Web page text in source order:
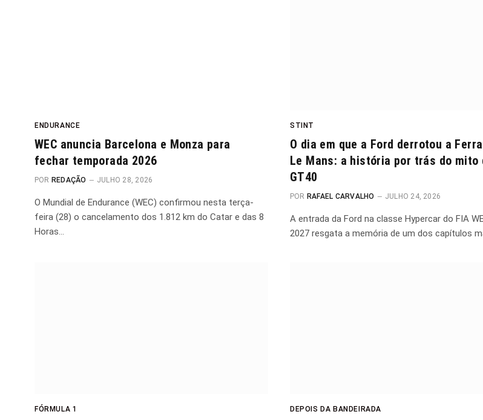
ENDURANCE
WEC anuncia Barcelona e Monza para
fechar temporada 2026
POR REDAÇÃO JULHO 28, 2026
O Mundial de Endurance (WEC) confirmou nesta terça-
feira (28) o cancelamento dos 1.812 km do Catar e das 8
Horas…
STINT
O dia em que a Ford derrotou a
Le Mans: a história por trás do mito
GT40
POR RAFAEL CARVALHO JULHO 24, 2026
A entrada da Ford na classe Hypercar do FIA
2027 resgata a memória de um dos capítulos
FÓRMULA 1 DEPOIS DA BANDEIRADA